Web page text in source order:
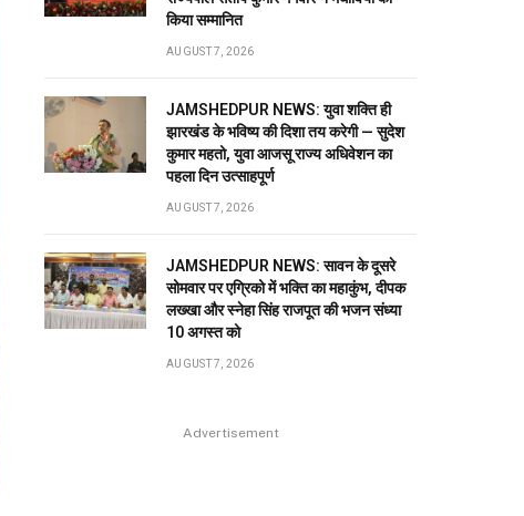
किया सम्मानित
AUGUST 7, 2026
JAMSHEDPUR NEWS: युवा शक्ति ही
झारखंड के भविष्य की दिशा तय करेगी — सुदेश
कुमार महतो, युवा आजसू राज्य अधिवेशन का
पहला दिन उत्साहपूर्ण
AUGUST 7, 2026
JAMSHEDPUR NEWS: सावन के दूसरे
सोमवार पर एग्रिको में भक्ति का महाकुंभ, दीपक
लख्खा और स्नेहा सिंह राजपूत की भजन संध्या
10 अगस्त को
AUGUST 7, 2026
Advertisement